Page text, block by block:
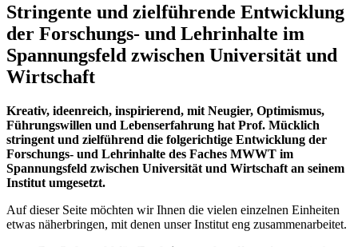
Stringente und zielführende Entwicklung
der Forschungs- und Lehrinhalte im
Spannungsfeld zwischen Universität und
Wirtschaft
Kreativ, ideenreich, inspirierend, mit Neugier, Optimismus,
Führungswillen und Lebenserfahrung hat Prof. Mücklich
stringent und zielführend die folgerichtige Entwicklung der
Forschungs- und Lehrinhalte des Faches MWWT im
Spannungsfeld zwischen Universität und Wirtschaft an seinem
Institut umgesetzt.
Auf dieser Seite möchten wir Ihnen die vielen einzelnen Einheiten
etwas näherbringen, mit denen unser Institut eng zusammenarbeitet.